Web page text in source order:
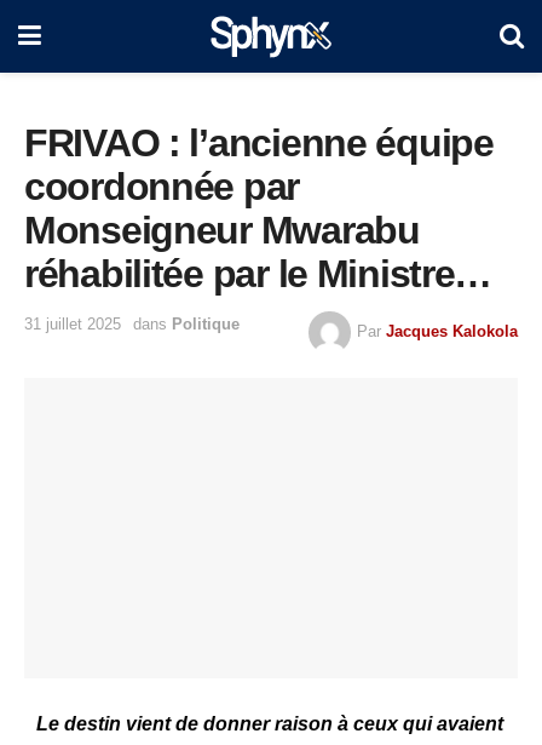
FRIVAO : l’ancienne équipe
coordonnée par
Monseigneur Mwarabu
réhabilitée par le Ministre
Samuel Mbemba
31 juillet 2025 dans Politique Par Jacques Kalokola
Le destin vient de donner raison à ceux qui avaient